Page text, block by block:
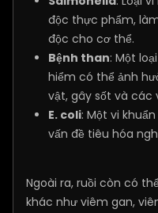
độc thực phẩm,
độc cho cơ thể.
Bệnh than: Một
hiểm có thể ảnh
vật, gây sốt và các
E. coli: Một vi
vấn đề tiêu hóa
Ngoài ra, ruồi còn có
khác như viêm gan,